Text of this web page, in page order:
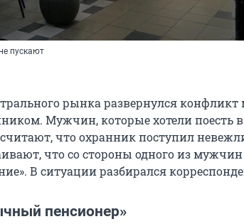
пускают
рынка развернулся
Мужчин, которые хотели поесть в
что охранник поступил
что со стороны одного из
В ситуации разбирался
пенсионер»